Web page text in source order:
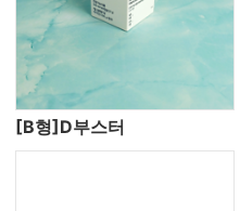
[B형]D부스터